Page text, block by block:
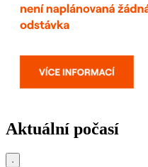
Aktuální počasí